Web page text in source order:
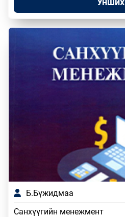
Б.Бүжидмаа
Санхүүгийн менежмент